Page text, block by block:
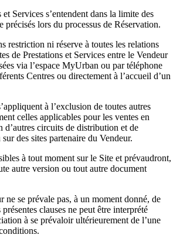
Services s’entendent dans la limite des
précisés lors du processus de Réservation.
restriction ni réserve à toutes les relations
de Prestations et Services entre le Vendeur
via l’espace MyUrban ou par téléphone
Centres ou directement à l’accueil d’un
à l’exclusion de toutes autres
celles applicables pour les ventes en
d’autres circuits de distribution et de
des sites partenaire du Vendeur.
à tout moment sur le Site et prévaudront,
autre version ou tout autre document
ne se prévale pas, à un moment donné, de
clauses ne peut être interprété
à se prévaloir ultérieurement de l’une